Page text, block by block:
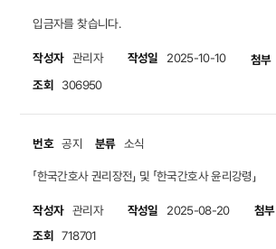
입금자를 찾습니다.
작성자 관리자 작성일 2025-10-10
첨부
조회 306950
번호 공지 분류 소식
「한국간호사 권리장전」 및 「한국간호사 윤리강령」
작성자 관리자 작성일 2025-08-20
첨부
조회 718701